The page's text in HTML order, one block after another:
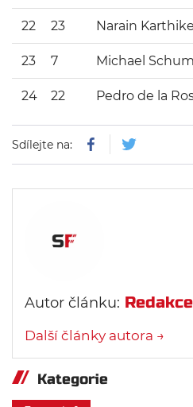
22 23 Narain
23 7 Michael
24 22 Pedro de la
Sdílejte na:
Autor článku:
Další články autora →
Kategorie